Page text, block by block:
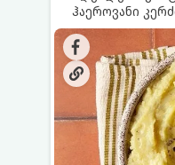
ჰაეროვანი
ნაღების-
ძალიან
საიდუმლო,
პიურე